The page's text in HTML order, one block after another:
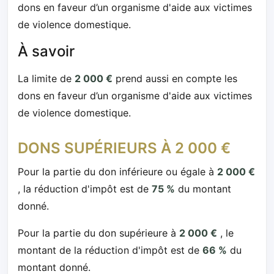
dons en faveur d’un organisme d'aide aux victimes
de violence domestique.
À savoir
La limite de 2 000 € prend aussi en compte les
dons en faveur d’un organisme d'aide aux victimes
de violence domestique.
DONS SUPÉRIEURS À 2 000 €
Pour la partie du don inférieure ou égale à 2 000 €
, la réduction d'impôt est de 75 % du montant
donné.
Pour la partie du don supérieure à 2 000 € , le
montant de la réduction d'impôt est de 66 % du
montant donné.